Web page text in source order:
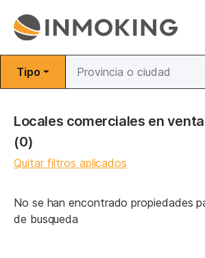
Tipo
Locales comerciales en
(0)
Quitar filtros aplicados
No se han encontrado propiedades
de busqueda